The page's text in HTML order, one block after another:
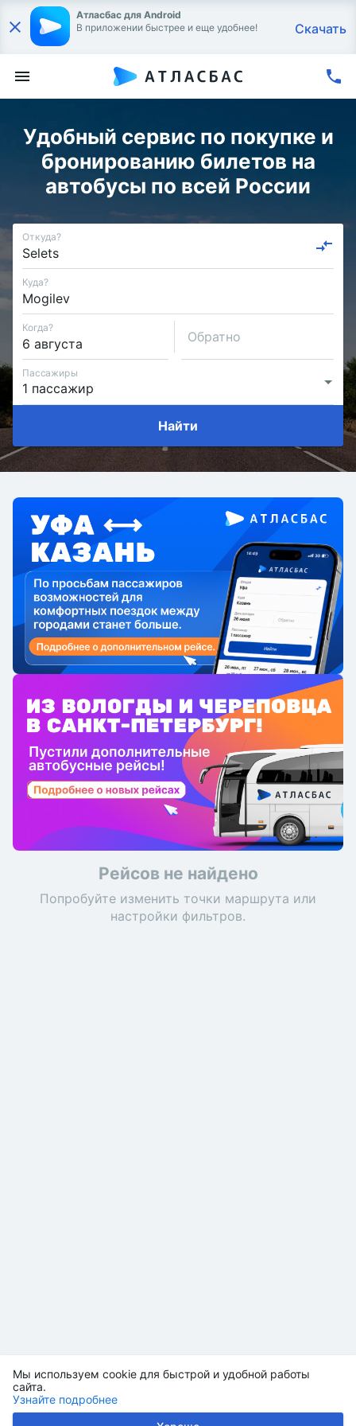
Мы используем cookie для быстрой и удобной работы
сайта.
Узнайте подробнее
Атласбас для Android
В приложении быстрее и еще удобнее!
Скачать
Удобный сервис по покупке и
бронированию билетов на
автобусы по всей России
Откуда?
Куда?
Когда?
Обратно
Пассажиры
Найти
Рейсов не найдено
Попробуйте изменить точки маршрута или
настройки фильтров.